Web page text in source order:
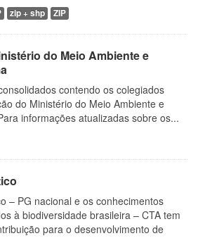
zip + shp ZIP
do Meio Ambiente e
contendo os colegiados
do Ministério do Meio Ambiente e
informações atualizadas sobre os...
– PG nacional e os conhecimentos
à biodiversidade brasileira – CTA tem
para o desenvolvimento de